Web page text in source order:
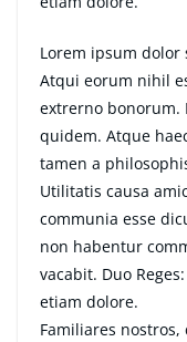
Lorem ipsum
Atqui eorum nihil
extrerno bonorum.
quidem. Atque
tamen a
Utilitatis causa
communia esse
non habentur
vacabit. Duo
etiam dolore.
Familiares